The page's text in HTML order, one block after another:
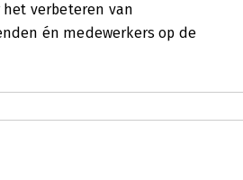
verbeteren van
én medewerkers op de